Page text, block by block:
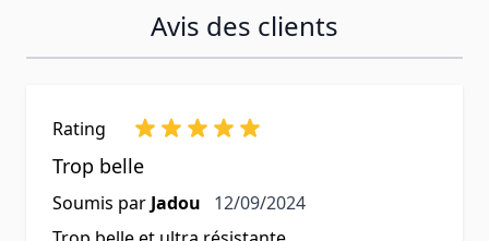
Avis des clients
Rating
Trop belle
Soumis par Jadou 12 septembre 2024
12/09/2024